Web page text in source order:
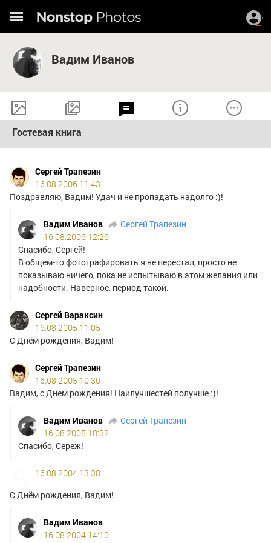
Вадим Иванов
Гостевая книга
Сергей Трапезин
16.08.2006 11:43
Поздравляю, Вадим! Удач и не пропадать надолго :)!
Вадим Иванов
Сергей Трапезин
16.08.2006 12:26
Спасибо, Сергей!
В общем-то фотографировать я не перестал, просто не
показываю ничего, пока не испытываю в этом желания или
надобности. Наверное, период такой.
Сергей Вараксин
16.08.2005 11:05
С Днём рождения, Вадим!
Сергей Трапезин
16.08.2005 10:30
Вадим, с Днем рождения! Наилучшестей получше :)!
Вадим Иванов
Сергей Трапезин
16.08.2005 10:32
Спасибо, Сереж!
16.08.2004 13:38
С Днём рождения, Вадим!
Вадим Иванов
16.08.2004 14:10